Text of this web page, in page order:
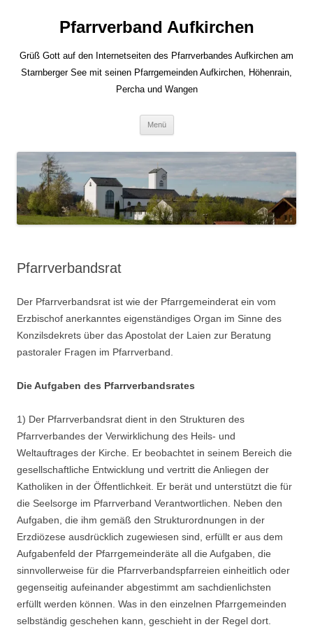
Pfarrverband Aufkirchen
Grüß Gott auf den Internetseiten des Pfarrverbandes Aufkirchen am
Starnberger See mit seinen Pfarrgemeinden Aufkirchen, Höhenrain,
Percha und Wangen
Menü
Pfarrverbandsrat
Der Pfarrverbandsrat ist wie der Pfarrgemeinderat ein vom
Erzbischof anerkanntes eigenständiges Organ im Sinne des
Konzilsdekrets über das Apostolat der Laien zur Beratung
pastoraler Fragen im Pfarrverband.
Die Aufgaben des Pfarrverbandsrates
1) Der Pfarrverbandsrat dient in den Strukturen des
Pfarrverbandes der Verwirklichung des Heils- und
Weltauftrages der Kirche. Er beobachtet in seinem Bereich die
gesellschaftliche Entwicklung und vertritt die Anliegen der
Katholiken in der Öffentlichkeit. Er berät und unterstützt die für
die Seelsorge im Pfarrverband Verantwortlichen. Neben den
Aufgaben, die ihm gemäß den Strukturordnungen in der
Erzdiözese ausdrücklich zugewiesen sind, erfüllt er aus dem
Aufgabenfeld der Pfarrgemeinderäte all die Aufgaben, die
sinnvollerweise für die Pfarrverbandspfarreien einheitlich oder
gegenseitig aufeinander abgestimmt am sachdienlichsten
erfüllt werden können. Was in den einzelnen Pfarrgemeinden
selbständig geschehen kann, geschieht in der Regel dort.